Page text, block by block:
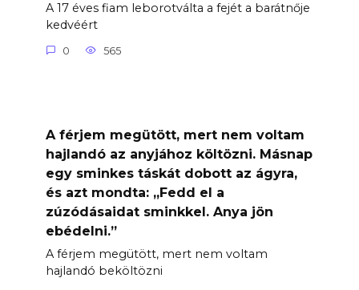
A 17 éves fiam leborotválta a fejét a barátnője
kedvéért
0 565
A férjem megütött, mert nem voltam
hajlandó az anyjához költözni. Másnap
egy sminkes táskát dobott az ágyra,
és azt mondta: „Fedd el a
zúzódásaidat sminkkel. Anya jön
ebédelni.”
A férjem megütött, mert nem voltam
hajlandó beköltözni